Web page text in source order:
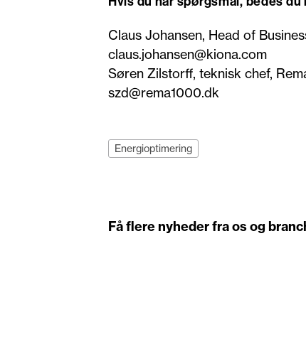
Claus Johansen, Head of
claus.johansen@kiona.com
Søren Zilstorff, teknisk chef,
szd@rema1000.dk
Energioptimering
Få flere nyheder fra os og